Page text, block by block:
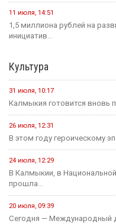
11 июля, 14:51
1,5 миллиона рублей на
инициатив...
Культура
31 июля, 10:17
Калмыкия готовится вновь
26 июля, 12:31
В этом году героическому
24 июля, 12:29
В Калмыкии, в
прошла...
20 июля, 09:39
Сегодня — Международный